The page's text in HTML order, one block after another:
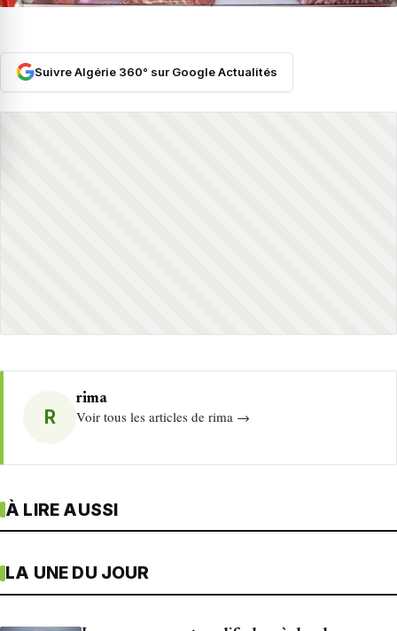
Suivre Algérie 360° sur Google Actualités
R
rima
Voir tous les articles de rima →
À LIRE AUSSI
LA UNE DU JOUR